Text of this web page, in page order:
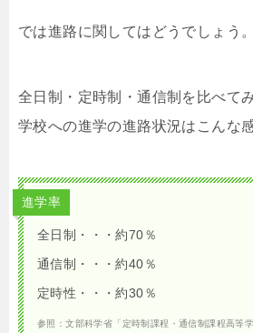
では進路に関してはどうでしょう。
全日制・定時制・通信制を比べて
学校への進学の進路状況はこんな
進学率
全日制・・・約70％
通信制・・・約40％
定時性・・・約30％
参照：文部科学省「定時制課程・通信制課程高等学